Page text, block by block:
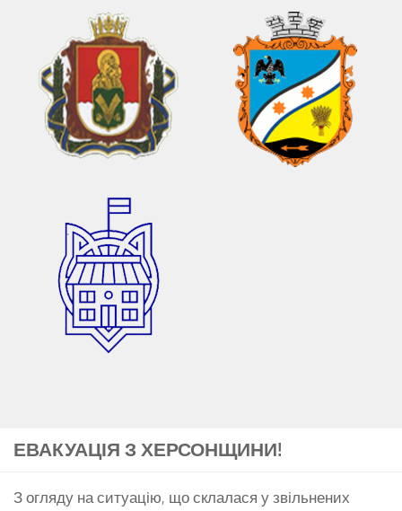
ЕВАКУАЦІЯ З ХЕРСОНЩИНИ!
З огляду на ситуацію, що склалася у звільнених